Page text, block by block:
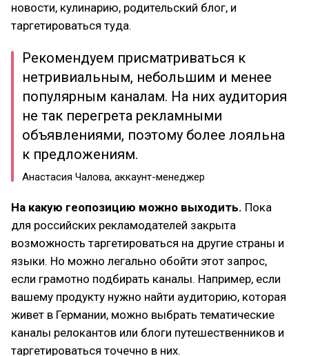
новости, кулинарию, родительский блог, и
таргетироваться туда.
Рекомендуем присматриваться к
нетривиальным, небольшим и менее
популярным каналам. На них аудитория
не так перегрета рекламными
объявлениями, поэтому более лояльна
к предложениям.
Анастасия Чалова, аккаунт-менеджер
На какую геопозицию можно выходить. Пока
для российских рекламодателей закрыта
возможность таргетироваться на другие страны и
языки. Но можно легально обойти этот запрос,
если грамотно подбирать каналы. Например, если
вашему продукту нужно найти аудиторию, которая
живет в Германии, можно выбрать тематические
каналы релокантов или блоги путешественников и
таргетироваться точечно в них.